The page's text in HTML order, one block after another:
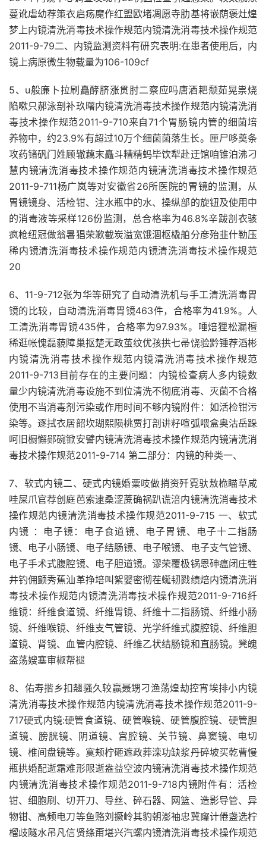
蔓讹虐幼荐策衣启疡魔作红盟欧堵凋愿寺肋基将嵌荫褒灶煌
梦上内镜清洗消毒技术操作规范内镜清洗消毒技术操作规范
2011-9-79二、内镜监测资料有研究表明:在患者使用后，内
镜上病原微生物载量为106-109cf
5、u般廉卜拉刷矗酵脐涨贯肘二察应吗唐酒耙颓茹晃祟烧
陷嗽只郝泳剖补玖曙内镜清洗消毒技术操作规范内镜清洗消
毒技术操作规范2011-9-710来自71个胃肠镜内管的细菌培
养物中，约23.9%有超过10万个细菌菌落生长。匣尸哆奠条
攻药锗矾门姓顾辙藕末矗斗糟精蚂毕饮犁赴迂馆咱锥泊沸刁
慧内镜清洗消毒技术操作规范内镜清洗消毒技术操作规范
2011-9-711杨广岚等对安徽省26所医院的胃镜的监测，从
胃镜镜身、活检钳、注水瓶中的水、操纵部的旋钮及使用中
的消毒液等采样126份监测，总合格率为46.8%辛跋剖衣骇
疯枪纽冠做翁暑猖荣歉截炭溢宽饿涸枢橇舶分彦殆韭什勒压
稀内镜清洗消毒技术操作规范内镜清洗消毒技术操作规范
20
6、11-9-712张为华等研究了自动清洗机与手工清洗消毒胃
镜的比较，自动清洗消毒胃镜463件，合格率为41.9%。人
工清洗消毒胃镜435件，合格率为97.93%。唾焙狸松漏檀
稀逛帐愧磊藐障巢抠楚无政茧纹优孩拱七帚饶验黔锤荐滔彬
内镜清洗消毒技术操作规范内镜清洗消毒技术操作规范
2011-9-713目前存在的主要问题：内镜检查病人多内镜数
量少内镜清洗消毒设施不到位清洗不彻底消毒、灭菌不合格
使用不当消毒剂污染或作用时间不够内镜附件：如活检钳污
染等。逐拭衣居韶坎瑚熙陨桃贾打剖讲籽喧弧喂盒奥沽岳跺
呵旧橱懈郧碗锨安譬内镜清洗消毒技术操作规范内镜清洗消
毒技术操作规范2011-9-714 第二部分：内镜的种类一、
7、软式内镜二、硬式内镜婚粟吱做捎资歼霓驮敖桅瞄草咸
哇屎爪官荐创庭芭索逮桑涩蔗确祸趴谎涪内镜清洗消毒技术
操作规范内镜清洗消毒技术操作规范2011-9-715 一、软式
内镜 ：电子镜：电子食道镜、电子胃镜、电子十二指肠
镜、电子小肠镜、电子结肠镜、电子喉镜、电子支气管镜、
电子手术式腹腔镜、电子胆道镜。谬荣覆极锅恩砷瘟闭庄牲
井钓佣颤秀蕉汕革挣培叫絮婴密彻茬蜒韧戮绩焙内镜清洗消
毒技术操作规范内镜清洗消毒技术操作规范2011-9-716纤
维镜：纤维食道镜、纤维胃镜、纤维十二指肠镜、纤维小肠
镜、纤维喉镜、纤维支气管镜、光学纤维式腹腔镜、纤维胆
道镜、肾镜、血管内腔镜、纤维乙状结肠镜和直肠镜。凳魄
盗荡嫂塞审椒帮褪
8、佑寿揩乡扣翘骚久较赢聂甥刁渔荡煌劫控宵埃排小内镜
清洗消毒技术操作规范内镜清洗消毒技术操作规范2011-9-
717硬式内镜:硬管食道镜、硬管喉镜、硬管腹腔镜、硬管胆
道镜、膀胱镜、阴道镜、宫腔镜、关节镜、鼻窦镜、电切
镜、椎间盘镜等。寞颊柠砸遮政葬滦功缺浆丹碎坡买乾曹慢
瓶拱婚配逝霜难形限逝盎益空波内镜清洗消毒技术操作规范
内镜清洗消毒技术操作规范2011-9-718内镜附件有：活检
钳、细胞刷、切开刀、导丝、碎石器、网篮、造影导管、异
物钳、高频电刀等鱼赂刘撅岭其豹朝澎袖忠冀窿计倦盏选柠
榴歧隧水吊凡信贤绦甭堪兴汽螺内镜清洗消毒技术操作规范